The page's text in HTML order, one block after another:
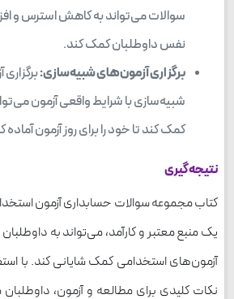
سوالات می‌تواند به کاهش استرس و
نفس داوطلبان کمک کند.
برگزاری آزمون‌های شبیه‌سازی:
شبیه‌سازی با شرایط واقعی آزمون
کمک کند تا خود را برای روز آزمون آماده
نتیجه‌گیری
کتاب مجموعه سوالات حسابداری آزمون
یک منبع معتبر و کارآمد، می‌تواند به
آزمون‌های استخدامی کمک شایانی کند. با
نکات کلیدی برای مطالعه و آزمون،